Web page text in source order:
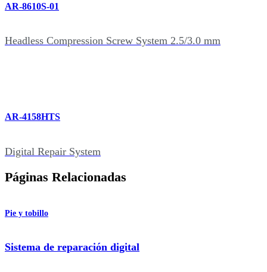
AR-8610S-01
Headless Compression Screw System 2.5/3.0 mm
AR-4158HTS
Digital Repair System
Páginas Relacionadas
Pie y tobillo
Sistema de reparación digital